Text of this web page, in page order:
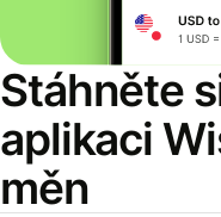
Stáhněte
aplikaci
měn